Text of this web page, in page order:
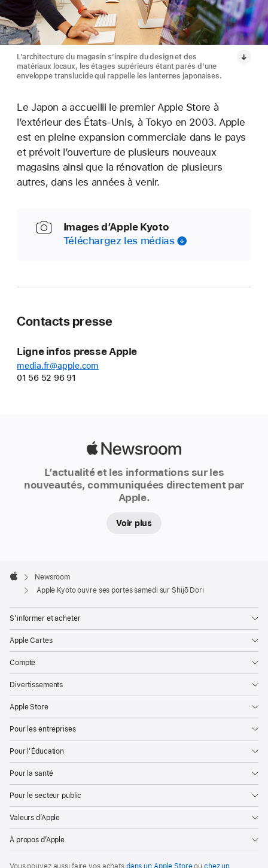
L’architecture du magasin s’inspire du design et des
matériaux locaux, les étages supérieurs étant parés d’une
enveloppe translucide qui rappelle les lanternes japonaises.
Le Japon a accueilli le premier Apple Store à
l’extérieur des États-Unis, à Tokyo en 2003. Apple
est en pleine expansion commerciale dans le pays
et prévoit l’ouverture de plusieurs nouveaux
magasins ainsi que la rénovation de plusieurs
autres, dans les années à venir.
Images d’Apple Kyoto
Téléchargez les médias
Contacts presse
Ligne infos presse Apple
media.fr@apple.com
01 56 52 96 91
L’actualité et les informations sur les
nouveautés, communiquées directement par
Apple.
Voir plus
Footer

Apple
Newsroom
Apple Kyoto ouvre ses portes samedi sur Shijō Dori
S’informer et acheter
Apple Cartes
Compte
Divertissements
Apple Store
Pour les entreprises
Pour l’Éducation
Pour la santé
Pour le secteur public
Valeurs d’Apple
À propos d’Apple
Vous pouvez aussi faire vos achats dans un Apple Storeouchez un